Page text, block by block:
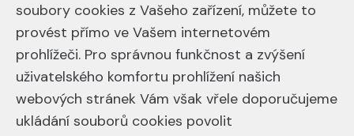
soubory cookies z Vašeho zařízení, můžete to
provést přímo ve Vašem internetovém
prohlížeči. Pro správnou funkčnost a zvýšení
uživatelského komfortu prohlížení našich
webových stránek Vám však vřele doporučujeme
ukládání souborů cookies povolit